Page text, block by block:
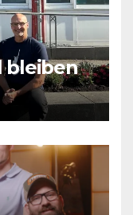
bleiben